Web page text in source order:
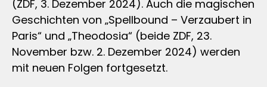
(ZDF, 3. Dezember 2024). Auch die magischen
Geschichten von „Spellbound – Verzaubert in
Paris“ und „Theodosia“ (beide ZDF, 23.
November bzw. 2. Dezember 2024) werden
mit neuen Folgen fortgesetzt.